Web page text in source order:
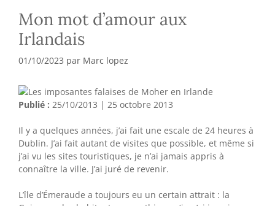
Mon mot d’amour aux
Irlandais
01/10/2023 par Marc lopez
Publié : 25/10/2013 | 25 octobre 2013
Il y a quelques années, j’ai fait une escale de 24 heures à
Dublin. J’ai fait autant de visites que possible, et même si
j’ai vu les sites touristiques, je n’ai jamais appris à
connaître la ville. J’ai juré de revenir.
L’île d’Émeraude a toujours eu un certain attrait : la